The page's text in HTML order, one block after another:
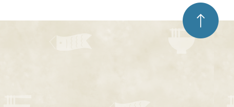
ペ
ー
ジ